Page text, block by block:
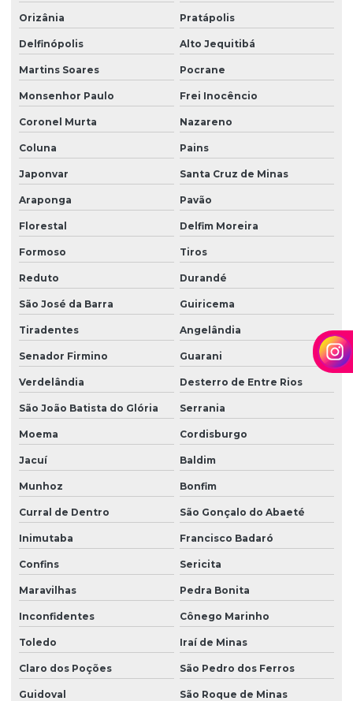
Orizânia Pratápolis
Delfinópolis Alto Jequitibá
Martins Soares Pocrane
Monsenhor Paulo Frei Inocêncio
Coronel Murta Nazareno
Coluna Pains
Japonvar Santa Cruz de Minas
Araponga Pavão
Florestal Delfim Moreira
Formoso Tiros
Reduto Durandé
São José da Barra Guiricema
Tiradentes Angelândia
Senador Firmino Guarani
Verdelândia Desterro de Entre Rios
São João Batista do Glória Serrania
Moema Cordisburgo
Jacuí Baldim
Munhoz Bonfim
Curral de Dentro São Gonçalo do Abaeté
Inimutaba Francisco Badaró
Confins Sericita
Maravilhas Pedra Bonita
Inconfidentes Cônego Marinho
Toledo Iraí de Minas
Claro dos Poções São Pedro dos Ferros
Guidoval São Roque de Minas